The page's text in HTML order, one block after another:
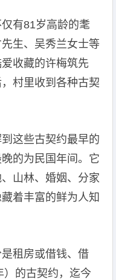
有81岁高龄的耄
生、吴秀兰女士等
收藏的许梅筑先
村里收到各种古契
这些古契约最早的
的为民国年间。它
山林、婚姻、分家
着丰富的鲜为人知
租房或借钱、借
）的古契约，迄今